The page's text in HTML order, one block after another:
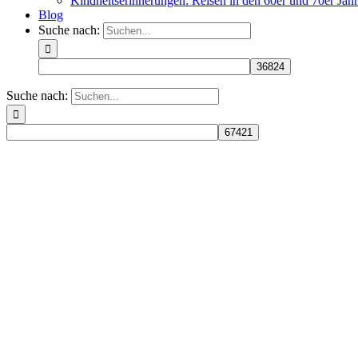
Blog
Suche nach:
Suche nach: